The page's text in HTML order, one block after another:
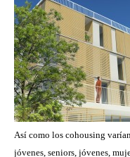
Así como los cohousing
jóvenes, seniors, jóvenes,